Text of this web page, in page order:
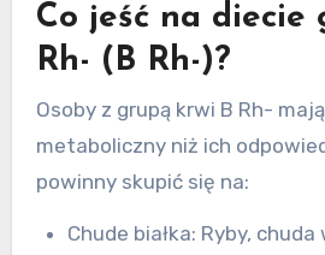
Co jeść na diecie
Rh- (B Rh-)?
Osoby z grupą krwi B Rh-
metaboliczny niż ich
powinny skupić się na:
Chude białka: Ryby, chuda